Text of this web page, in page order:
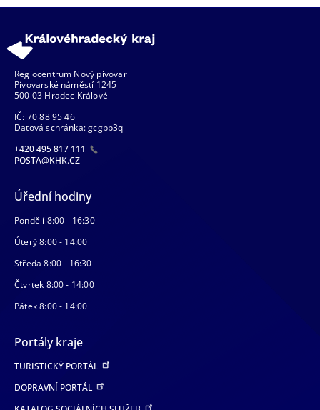
Regiocentrum Nový pivovar
Pivovarské náměstí 1245
500 03 Hradec Králové
IČ: 70 88 95 46
Datová schránka: gcgbp3q
+420 495 817 111
POSTA@KHK.CZ
Úřední hodiny
Pondělí 8:00 - 16:30
Úterý 8:00 - 14:00
Středa 8:00 - 16:30
Čtvrtek 8:00 - 14:00
Pátek 8:00 - 14:00
Portály kraje
TURISTICKÝ PORTÁL
DOPRAVNÍ PORTÁL